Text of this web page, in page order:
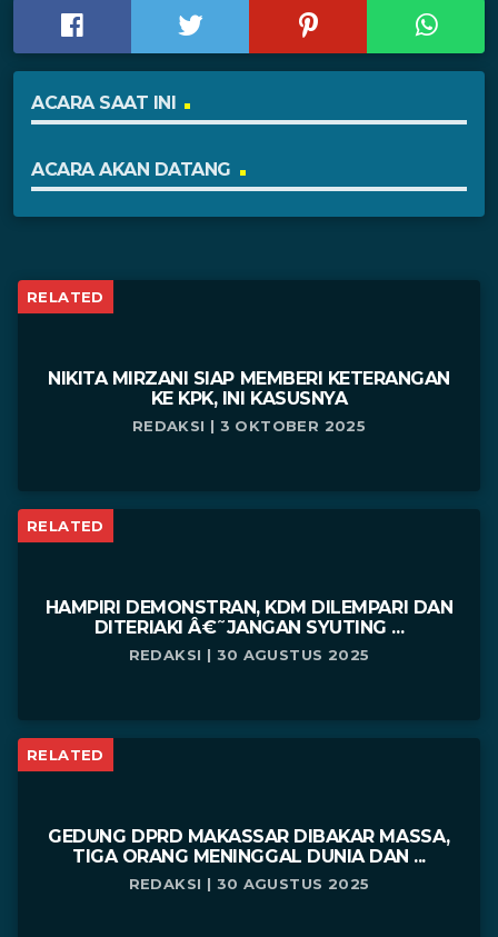
ACARA SAAT INI
ACARA AKAN DATANG
RELATED
NIKITA MIRZANI SIAP MEMBERI KETERANGAN
KE KPK, INI KASUSNYA
REDAKSI | 3 OKTOBER 2025
RELATED
HAMPIRI DEMONSTRAN, KDM DILEMPARI DAN
DITERIAKI Â€˜JANGAN SYUTING ...
REDAKSI | 30 AGUSTUS 2025
RELATED
GEDUNG DPRD MAKASSAR DIBAKAR MASSA,
TIGA ORANG MENINGGAL DUNIA DAN ...
REDAKSI | 30 AGUSTUS 2025